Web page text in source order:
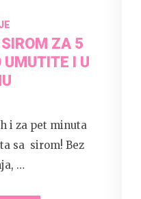
ZA 5
I U
i za pet minuta
sa sirom! Bez
…